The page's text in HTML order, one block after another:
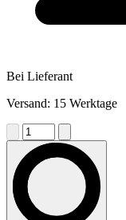
Bei Lieferant
Versand: 15 Werktage